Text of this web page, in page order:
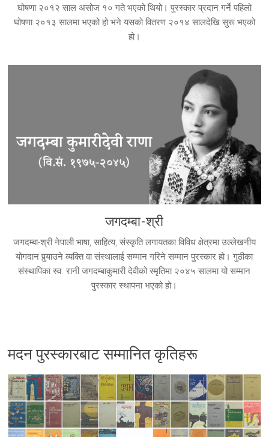
घोषणा २०१२ साल असोज १० गते भएको थियो। पुरस्कार प्रदान गर्ने पहिलो
घोषणा २०१३ सालमा भएको हो भने यसको वितरण २०१४ सालदेखि सुरू भएको
हो।
जगदम्बा-श्री
जगदम्बा-श्री नेपाली भाषा, साहित्य, संस्कृति लगायतका विविध क्षेत्रमा उल्लेखनीय
योगदान पुर्‍याउने व्यक्ति वा संस्थालाई सम्मान गरिने सम्मान पुरस्कार हो। गुठीका
संस्थापिका स्व. रानी जगदम्बाकुमारी देवीको स्मृतिमा २०४५ सालमा यो सम्मान
पुरस्कार स्थापना भएको हो।
मदन पुरस्कारबाट सम्मानित कृतिहरू